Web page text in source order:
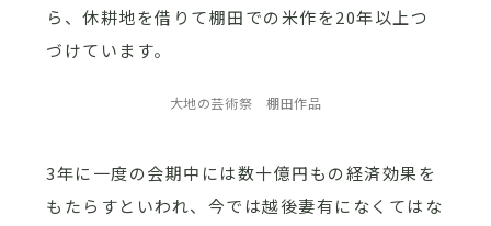
ら、休耕地を借りて棚田での米作を20年以上つ
づけています。
大地の芸術祭 棚田作品
3年に一度の会期中には数十億円もの経済効果を
もたらすといわれ、今では越後妻有になくてはな